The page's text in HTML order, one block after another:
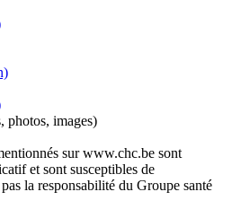
photos, images)
sur www.chc.be sont
et sont susceptibles de
la responsabilité du Groupe santé